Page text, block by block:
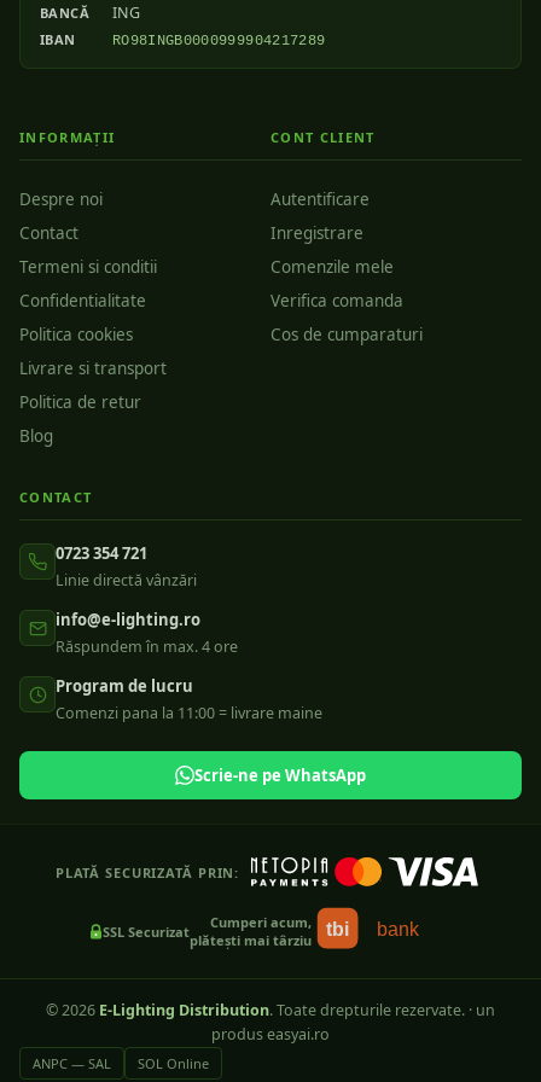
BANCĂ ING
IBAN RO98INGB0000999904217289
INFORMAȚII
Despre noi
Contact
Termeni si conditii
Confidentialitate
Politica cookies
Livrare si transport
Politica de retur
Blog
CONT CLIENT
Autentificare
Inregistrare
Comenzile mele
Verifica comanda
Cos de cumparaturi
CONTACT
0723 354 721
Linie directă vânzări
info@e-lighting.ro
Răspundem în max. 4 ore
Program de lucru
Comenzi pana la 11:00 = livrare maine
Scrie-ne pe WhatsApp
PLATĂ SECURIZATĂ PRIN:
SSL Securizat
Cumperi acum,
plătești mai târziu
tbi bank
©2026 E-Lighting Distribution. Toate drepturile rezervate. · un
produs easyai.ro
ANPC — SAL SOL Online